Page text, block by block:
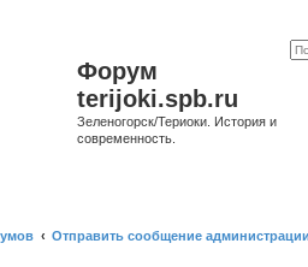
Форум
terijoki.spb.ru
Зеленогорск/Териоки. История и
современность.
Отправить сообщение